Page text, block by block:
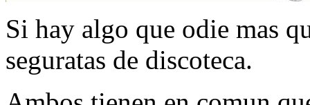
Si hay algo que odie mas
seguratas de discoteca.